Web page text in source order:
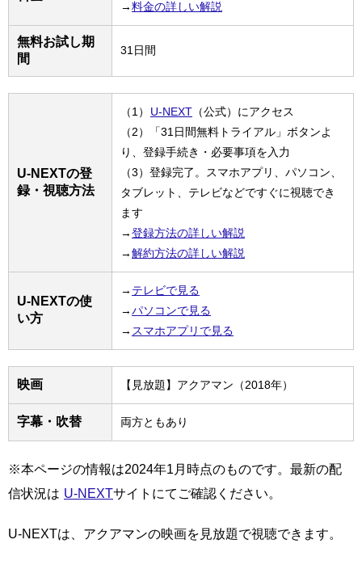
→料金の詳しい解説
無料お試し期
間
31日間
U-NEXTの登
録・視聴方法
（1） U-NEXT （公式）にアクセス
（2）「31日間無料トライアル」ボタンよ
り、登録手続き・必要事項を入力
（3）登録完了。スマホアプリ、パソコン、
タブレット、テレビなどですぐに視聴でき
ます
→登録方法の詳しい解説
→解約方法の詳しい解説
U-NEXTの使
い方
→ テレビで見る
→パソコンで見る
→ スマホアプリで見る
映画 【見放題】アクアマン（2018年）
字幕・吹替 両方ともあり
※本ページの情報は2024年1月時点のものです。最新の配
信状況は U-NEXTサイトにてご確認ください。
U-NEXTは、アクアマンの映画を見放題で視聴できます。